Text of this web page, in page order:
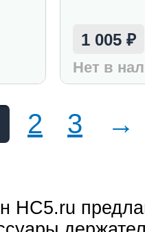
1 005₽
Нет в
2 3 →
HC5.ru